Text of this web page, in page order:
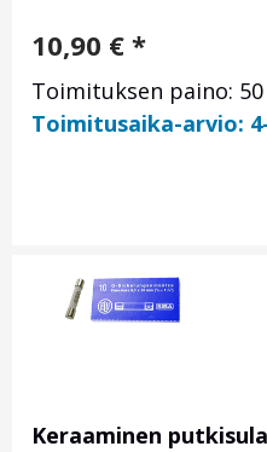
10,90 € *
Toimituksen paino:
Toimitusaika-arvio:
Keraaminen